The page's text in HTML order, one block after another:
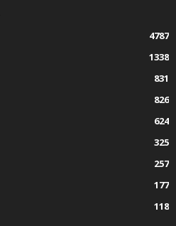
4787
1338
831
826
624
325
257
177
118